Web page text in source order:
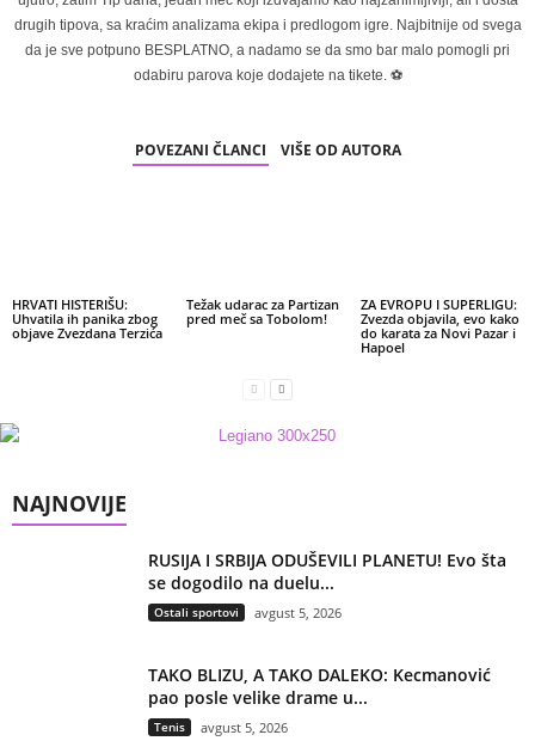
drugih tipova, sa kraćim analizama ekipa i predlogom igre. Najbitnije od svega
da je sve potpuno BESPLATNO, a nadamo se da smo bar malo pomogli pri
odabiru parova koje dodajete na tikete. ⚽
POVEZANI ČLANCI VIŠE OD AUTORA
HRVATI HISTERIŠU:
Uhvatila ih panika zbog
objave Zvezdana Terzića
Težak udarac za Partizan
pred meč sa Tobolom!
ZA EVROPU I SUPERLIGU:
Zvezda objavila, evo kako
do karata za Novi Pazar i
Hapoel
NAJNOVIJE
RUSIJA I SRBIJA ODUŠEVILI PLANETU! Evo šta
se dogodilo na duelu...
Ostali sportovi avgust 5, 2026
TAKO BLIZU, A TAKO DALEKO: Kecmanović
pao posle velike drame u...
Tenis avgust 5, 2026